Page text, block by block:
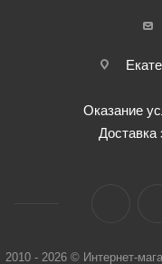
Оказание
Доставка
2010 - 2026 © Интернет-